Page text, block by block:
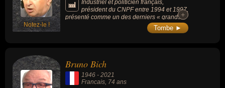
Notez-le !
Industriel et politicien français,
président du CNPF entre 1994 et 1997,
présenté comme un des derniers « grands
capitaines d'industrie de l'histoire
+
+
Tombe ►
Bruno Bich
1946 - 2021
Francais , 74 ans